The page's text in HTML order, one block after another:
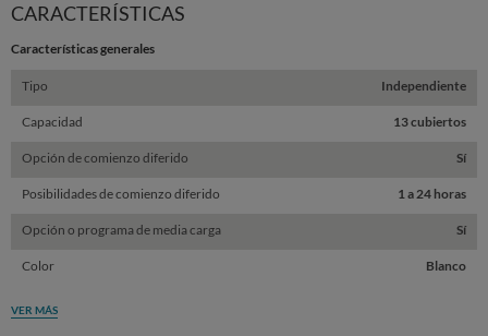
CARACTERÍSTICAS
Características generales
Tipo Independiente
Capacidad 13 cubiertos
Opción de comienzo diferido Sí
Posibilidades de comienzo diferido 1 a 24 horas
Opción o programa de media carga Sí
Color Blanco
VER MÁS